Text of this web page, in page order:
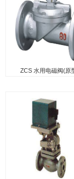
ZCS 水用电磁阀(原